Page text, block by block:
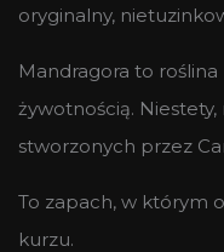
oryginalny,
Mandragora to roślina
żywotnością.
stworzonych przez
To zapach, w którym
kurzu.